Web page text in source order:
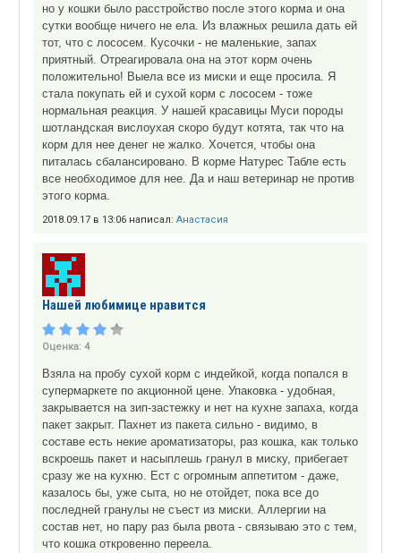
но у кошки было расстройство после этого корма и она
сутки вообще ничего не ела. Из влажных решила дать ей
тот, что с лососем. Кусочки - не маленькие, запах
приятный. Отреагировала она на этот корм очень
положительно! Выела все из миски и еще просила. Я
стала покупать ей и сухой корм с лососем - тоже
нормальная реакция. У нашей красавицы Муси породы
шотландская вислоухая скоро будут котята, так что на
корм для нее денег не жалко. Хочется, чтобы она
питалась сбалансировано. В корме Натурес Табле есть
все необходимое для нее. Да и наш ветеринар не против
этого корма.
2018.09.17 в 13:06 написал: Анастасия
Нашей любимице нравится
Оценка: 4
Взяла на пробу сухой корм с индейкой, когда попался в
супермаркете по акционной цене. Упаковка - удобная,
закрывается на зип-застежку и нет на кухне запаха, когда
пакет закрыт. Пахнет из пакета сильно - видимо, в
составе есть некие ароматизаторы, раз кошка, как только
вскроешь пакет и насыплешь гранул в миску, прибегает
сразу же на кухню. Ест с огромным аппетитом - даже,
казалось бы, уже сыта, но не отойдет, пока все до
последней гранулы не съест из миски. Аллергии на
состав нет, но пару раз была рвота - связываю это с тем,
что кошка откровенно переела.